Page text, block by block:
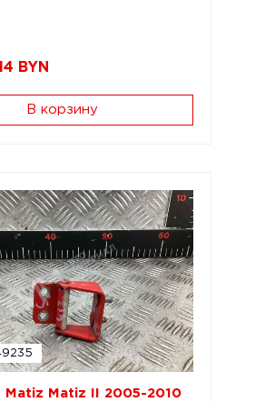
BYN
В корзину
Matiz Matiz II 2005-2010